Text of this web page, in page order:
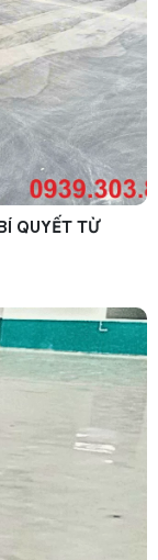
QUYẾT TỪ